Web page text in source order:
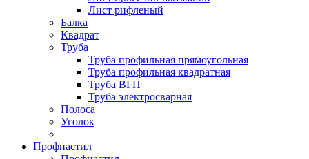
Лист рифленый
Балка
Квадрат
Труба
Труба профильная прямоугольная
Труба профильная квадратная
Труба ВГП
Труба электросварная
Полоса
Уголок
Профнастил